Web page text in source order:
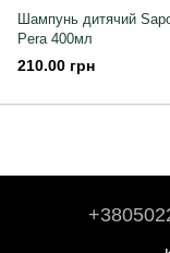
Шампунь дитячий
Pera 400мл
210.00 грн